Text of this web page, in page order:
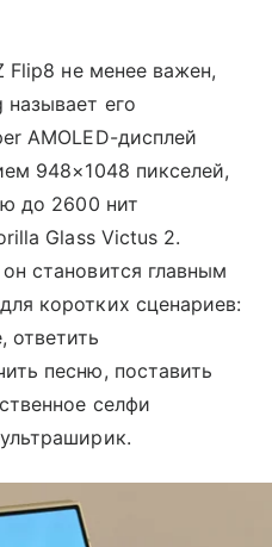
Flip8 не менее важен,
называет его
AMOLED-дисплей
948×1048 пикселей,
до 2600 нит
Glass Victus 2.
становится главным
коротких сценариев:
ответить
песню, поставить
селфи